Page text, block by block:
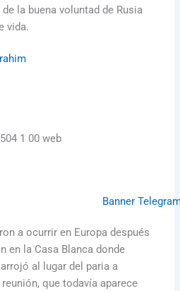
la buena voluntad de Rusia
vida.
a ocurrir en Europa después
en la Casa Blanca donde
al lugar del paria a
que todavía aparece